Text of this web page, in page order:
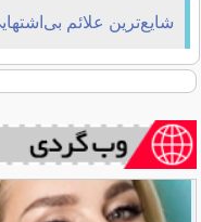
شایع‌ترین علائم